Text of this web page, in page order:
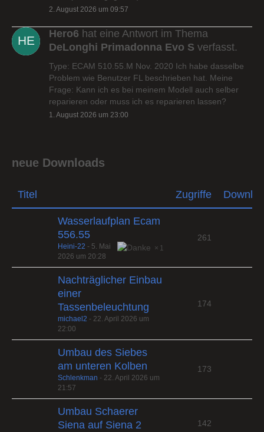
2. August 2026 um 09:57
Hero6 hat eine Antwort im Thema
DeLonghi Primadonna Evo S verfasst.
Type: ECAM 510.55.M Nov. 2020 Ich habe dasselbe
Problem wie Benutzer FL beschrieben hat. Meine
Frage: Kann ich es bei meinem Modell auch selber
reparieren oder muss ich es reparieren lassen?
1. August 2026 um 23:00
neue Downloads
Titel Zugriffe
Wasserlaufplan Ecam
556.55
1
Heini-22 - 5. Mai
2026 um 20:28
261
Nachträglicher Einbau
einer
Tassenbeleuchtung
michael2 - 22. April 2026 um
22:00
174
Umbau des Siebes
am unteren Kolben
Schlenkman - 22. April 2026 um
21:57
173
Umbau Schaerer
Siena auf Siena 2
142